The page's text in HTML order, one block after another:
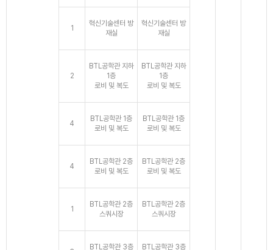
1
혁신기술센터 방
재실
혁신기술센터 방
재실
2
BTL공학관 지하
1층
로비 및 복도
BTL공학관 지하
1층
로비 및 복도
4
BTL공학관 1층
로비 및 복도
BTL공학관 1층
로비 및 복도
4
BTL공학관 2층
로비 및 복도
BTL공학관 2층
로비 및 복도
1
BTL공학관 2층
스쿼시장
BTL공학관 2층
스쿼시장
BTL공학관 3층 BTL공학관 3층